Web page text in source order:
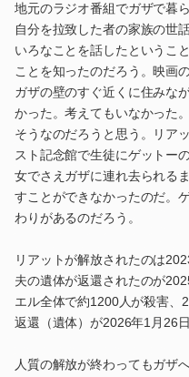
地元のラジオ番組でガザで暮
自分を拉致した者の家族の世
いろなことを話したというこ
ことを知ったのだろう。映画
ガザの壁のすぐ近くに住みな
かった。考えてもいなかった
そうなのだろうと思う。リア
スト記念館で生徒にゲットー
女でさえガザに連れ去られる
すことができなかったのだ。
わりがあるのだろう。
リアットが解放されたのは
夫の遺体が返還されたのが
エル全体で約1200人が殺害、
返還（遺体）が2026年1月26日
人質の解放が終わってもガザ